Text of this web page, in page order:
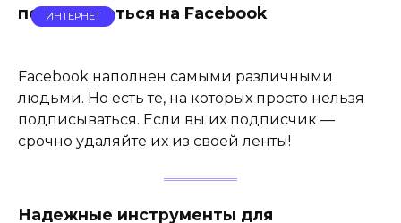
подписываться на Facebook
ИНТЕРНЕТ
Facebook наполнен самыми различными
людьми. Но есть те, на которых просто нельзя
подписываться. Если вы их подписчик —
срочно удаляйте их из своей ленты!
Надежные инструменты для